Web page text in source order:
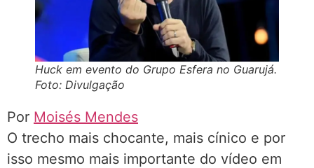
Huck em evento do Grupo Esfera no Guarujá.
Foto: Divulgação
Por Moisés Mendes
O trecho mais chocante, mais cínico e por
isso mesmo mais importante do vídeo em